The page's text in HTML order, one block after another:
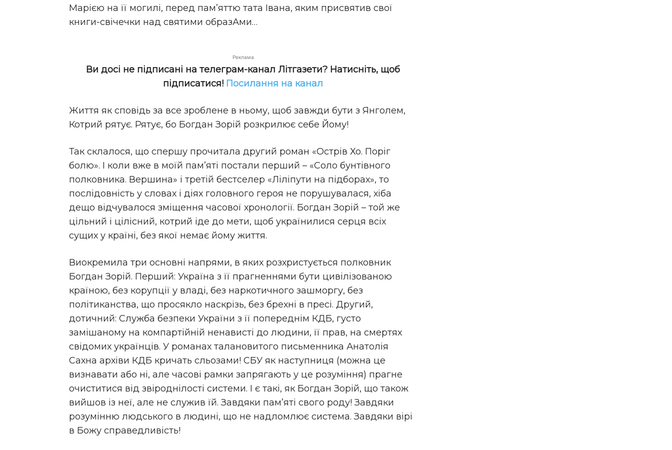
Марією на її могилі, перед пам’яттю тата Івана, яким присвятив свої
книги-свічечки над святими образАми…
Реклама
Ви досі не підписані на телеграм-канал Літгазети? Натисніть, щоб
підписатися! Посилання на канал
Життя як сповідь за все зроблене в ньому, щоб завжди бути з Янголем,
Котрий рятує. Рятує, бо Богдан Зорій розкрилює себе Йому!
Так склалося, що спершу прочитала другий роман «Острів Хо. Поріг
болю». І коли вже в моїй пам’яті постали перший – «Соло бунтівного
полковника. Вершина» і третій бестселер «Ліліпути на підборах», то
послідовність у словах і діях головного героя не порушувалася, хіба
дещо відчувалося зміщення часової хронології. Богдан Зорій – той же
цільний і цілісний, котрий іде до мети, щоб українилися серця всіх
сущих у країні, без якої немає йому життя.
Виокремила три основні напрями, в яких розхристується полковник
Богдан Зорій. Перший: Україна з її прагненнями бути цивілізованою
країною, без корупції у владі, без наркотичного зашморгу, без
політиканства, що просякло наскрізь, без брехні в пресі. Другий,
дотичний: Служба безпеки України з її попереднім КДБ, густо
замішаному на компартійній ненависті до людини, її прав, на смертях
свідомих українців. У романах талановитого письменника Анатолія
Сахна архіви КДБ кричать сльозами! СБУ як наступниця (можна це
визнавати або ні, але часові рамки запрягають у це розуміння) прагне
очиститися від звіроднілості системи. І є такі, як Богдан Зорій, що також
вийшов із неї, але не служив їй. Завдяки пам’яті свого роду! Завдяки
розумінню людського в людині, що не надломлює система. Завдяки вірі
в Божу справедливість!